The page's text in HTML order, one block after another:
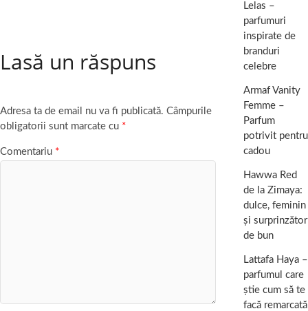
Lasă un răspuns
Adresa ta de email nu va fi publicată. Câmpurile
obligatorii sunt marcate cu *
Comentariu *
Lelas –
parfumuri
inspirate de
branduri
celebre
Armaf Vanity
Femme –
Parfum
potrivit pentru
cadou
Hawwa Red
de la Zimaya:
dulce, feminin
și surprinzător
de bun
Lattafa Haya –
parfumul care
știe cum să te
facă remarcată